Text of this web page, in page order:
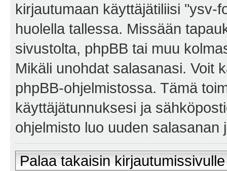
kirjautumaan käyttäjätiliisi "ysv-
huolella tallessa. Missään
sivustolta, phpBB tai muu
Mikäli unohdat salasanasi. Voit
phpBB-ohjelmistossa. Tämä
käyttäjätunnuksesi ja
ohjelmisto luo uuden
Palaa takaisin kirjautumissivulle